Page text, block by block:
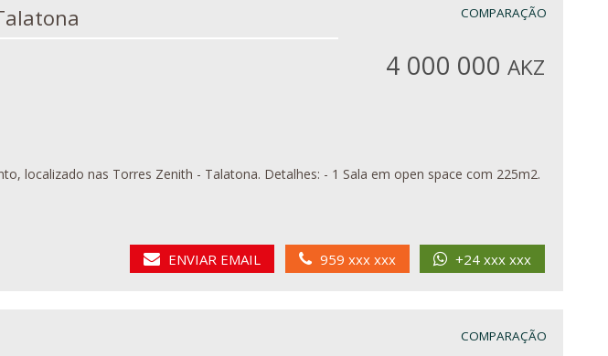
- Talatona
4 000 000 AKZ
- Talatona. Detalhes: - 1 Sala em open space com 225m2.
ENVIAR EMAIL 959 xxx xxx +24 xxx xxx
COMPARAÇÃO
COMPARAÇÃO